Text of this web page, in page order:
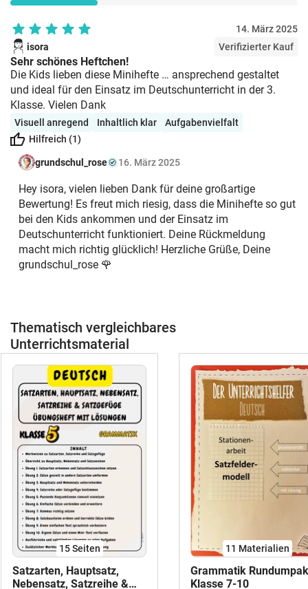
Wünsche? Schreib mir eine Mail:
kontakt@grundschul-rose.de 🌹14. März 2025
isora
Verifizierter Kauf
Sehr schönes Heftchen!
Die Kids lieben diese Minihefte … ansprechend gestaltet
und ideal für den Einsatz im Deutschunterricht in der 3.
Klasse. Vielen Dank
Visuell anregend Inhaltlich klar
Aufgabenvielfalt
Hilfreich (1)
grundschul_rose 16. März 2025
Hey isora, vielen lieben Dank für deine großartige
Bewertung! Es freut mich riesig, dass die Minihefte so gut
bei den Kids ankommen und der Einsatz im
Deutschunterricht funktioniert. Deine Rückmeldung
macht mich richtig glücklich! Herzliche Grüße, Deine
grundschul_rose 🌹
Thematisch vergleichbares
Unterrichtsmaterial
15Seiten
Satzarten, Hauptsatz,
Nebensatz, Satzreihe &
11 Materialien
Grammatik
Klasse 7-10